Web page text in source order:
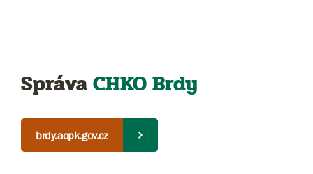
SprávaCHKO Brdy
brdy.aopk.gov.cz